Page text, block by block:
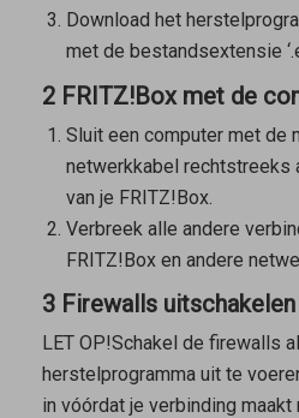
Download het
met de bestandsextensie
2 FRITZ!Box met de
Sluit een computer met de
netwerkkabel rechtstreeks
van je FRITZ!Box.
Verbreek alle andere
FRITZ!Box en andere
3 Firewalls uitschakelen
LET OP!Schakel de firewalls
herstelprogramma uit te
in vóórdat je verbinding maakt